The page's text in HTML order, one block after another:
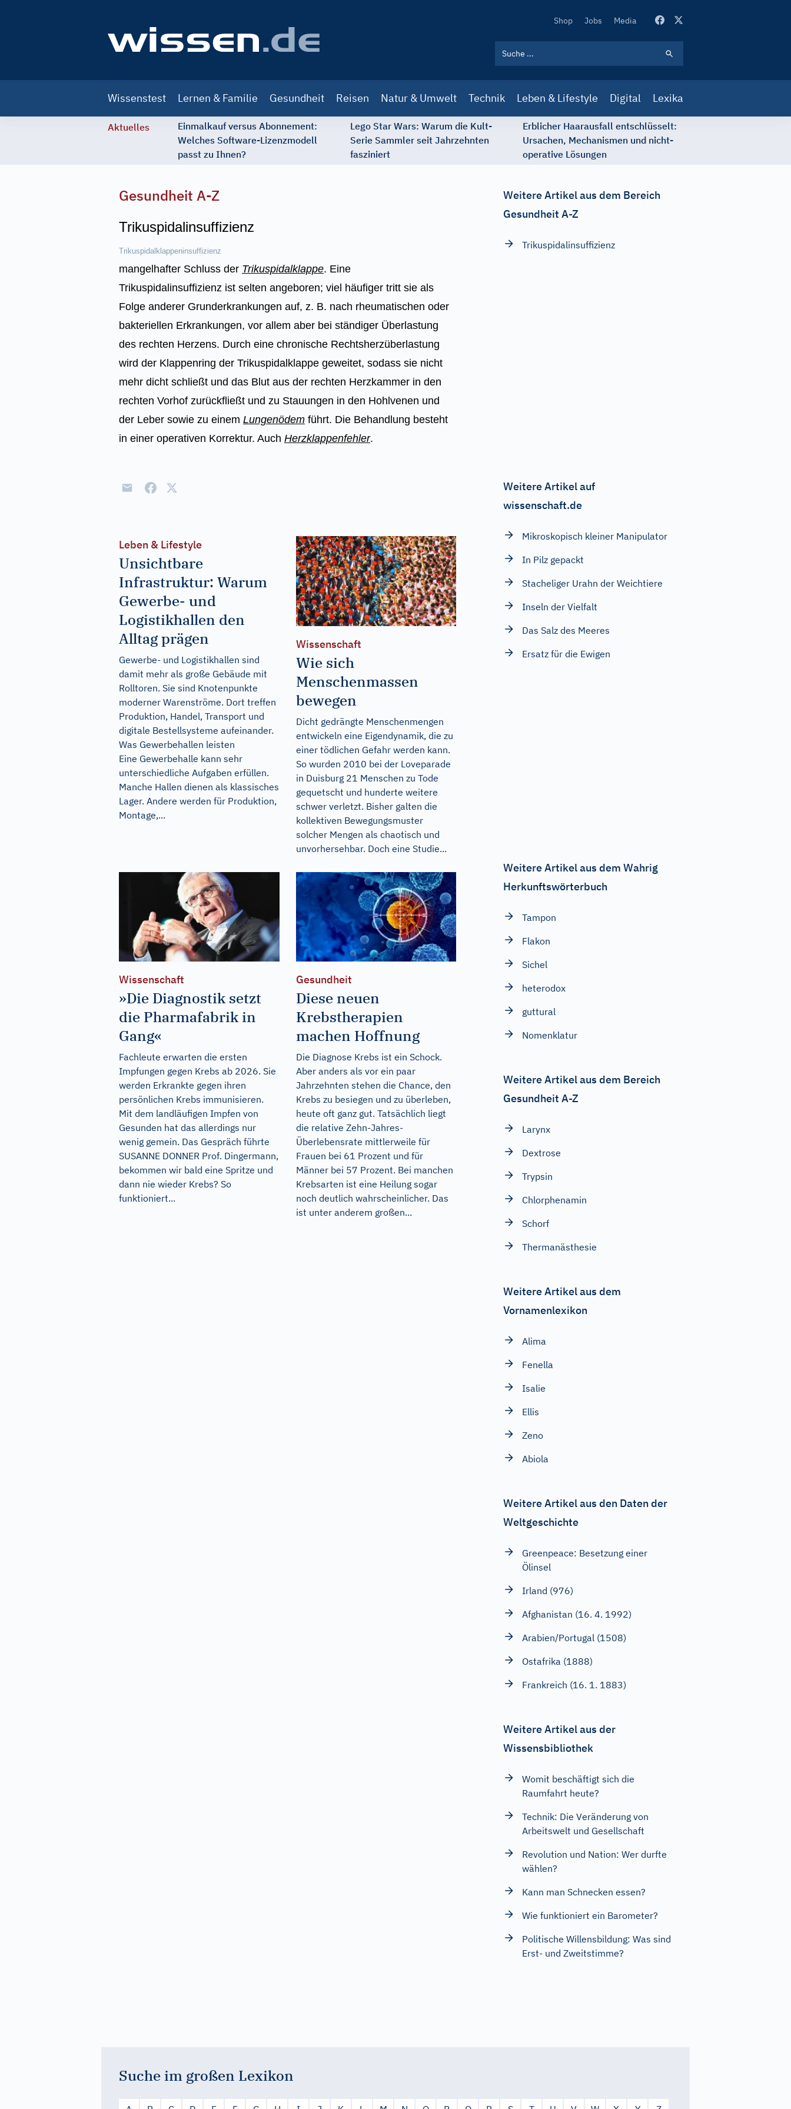
Secondary
Shop Jobs Media
navigation
Wissenstest Lernen & Familie Gesundheit Reisen Natur & Umwelt Technik Leben & Lifestyle Digital Lexika
Aktuelles
Einmalkauf versus Abonnement:
Welches Software-Lizenzmodell
passt zu Ihnen?
Lego Star Wars: Warum die Kult-
Serie Sammler seit Jahrzehnten
fasziniert
Erblicher Haarausfall entschlüsselt:
Ursachen, Mechanismen und nicht-
operative Lösungen
Gesundheit A-Z
Trikuspidalinsuffizienz
Trikuspidalklappeninsuffizienz
mangelhafter Schluss der Trikuspidalklappe. Eine
Trikuspidalinsuffizienz ist selten angeboren; viel häufiger tritt sie als
Folge anderer Grunderkrankungen auf, z. B. nach rheumatischen oder
bakteriellen Erkrankungen, vor allem aber bei ständiger Überlastung
des rechten Herzens. Durch eine chronische Rechtsherzüberlastung
wird der Klappenring der Trikuspidalklappe geweitet, sodass sie nicht
mehr dicht schließt und das Blut aus der rechten Herzkammer in den
rechten Vorhof zurückfließt und zu Stauungen in den Hohlvenen und
der Leber sowie zu einem Lungenödem führt. Die Behandlung besteht
in einer operativen Korrektur. Auch Herzklappenfehler.
Leben & Lifestyle
Unsichtbare
Infrastruktur: Warum
Gewerbe- und
Logistikhallen den
Alltag prägen
Gewerbe- und Logistikhallen sind
damit mehr als große Gebäude mit
Rolltoren. Sie sind Knotenpunkte
moderner Warenströme. Dort treffen
Produktion, Handel, Transport und
digitale Bestellsysteme aufeinander.
Was Gewerbehallen leisten
Eine Gewerbehalle kann sehr
unterschiedliche Aufgaben erfüllen.
Manche Hallen dienen als klassisches
Lager. Andere werden für Produktion,
Montage,...
Wissenschaft
Wie sich
Menschenmassen
bewegen
Dicht gedrängte Menschenmengen
entwickeln eine Eigendynamik, die zu
einer tödlichen Gefahr werden kann.
So wurden 2010 bei der Loveparade
in Duisburg 21 Menschen zu Tode
gequetscht und hunderte weitere
schwer verletzt. Bisher galten die
kollektiven Bewegungsmuster
solcher Mengen als chaotisch und
unvorhersehbar. Doch eine Studie...
Wissenschaft
»Die Diagnostik setzt
die Pharmafabrik in
Gang«
Fachleute erwarten die ersten
Impfungen gegen Krebs ab 2026. Sie
werden Erkrankte gegen ihren
persönlichen Krebs immunisieren.
Mit dem landläufigen Impfen von
Gesunden hat das allerdings nur
wenig gemein. Das Gespräch führte
SUSANNE DONNER Prof. Dingermann,
bekommen wir bald eine Spritze und
dann nie wieder Krebs? So
funktioniert...
Gesundheit
Diese neuen
Krebstherapien
machen Hoffnung
Die Diagnose Krebs ist ein Schock.
Aber anders als vor ein paar
Jahrzehnten stehen die Chance, den
Krebs zu besiegen und zu überleben,
heute oft ganz gut. Tatsächlich liegt
die relative Zehn-Jahres-
Überlebensrate mittlerweile für
Frauen bei 61 Prozent und für
Männer bei 57 Prozent. Bei manchen
Krebsarten ist eine Heilung sogar
noch deutlich wahrscheinlicher. Das
ist unter anderem großen...
Weitere Artikel aus dem Bereich
Gesundheit A-Z
Trikuspidalinsuffizienz
Weitere Artikel auf
wissenschaft.de
Mikroskopisch kleiner Manipulator
In Pilz gepackt
Stacheliger Urahn der Weichtiere
Inseln der Vielfalt
Das Salz des Meeres
Ersatz für die Ewigen
Weitere Artikel aus dem Wahrig
Herkunftswörterbuch
Tampon
Flakon
Sichel
heterodox
guttural
Nomenklatur
Weitere Artikel aus dem Bereich
Gesundheit A-Z
Larynx
Dextrose
Trypsin
Chlorphenamin
Schorf
Thermanästhesie
Weitere Artikel aus dem
Vornamenlexikon
Alima
Fenella
Isalie
Ellis
Zeno
Abiola
Weitere Artikel aus den Daten der
Weltgeschichte
Greenpeace: Besetzung einer
Ölinsel
Irland (976)
Afghanistan (16. 4. 1992)
Arabien/Portugal (1508)
Ostafrika (1888)
Frankreich (16. 1. 1883)
Weitere Artikel aus der
Wissensbibliothek
Womit beschäftigt sich die
Raumfahrt heute?
Technik: Die Veränderung von
Arbeitswelt und Gesellschaft
Revolution und Nation: Wer durfte
wählen?
Kann man Schnecken essen?
Wie funktioniert ein Barometer?
Politische Willensbildung: Was sind
Erst- und Zweitstimme?
Suche im großen Lexikon